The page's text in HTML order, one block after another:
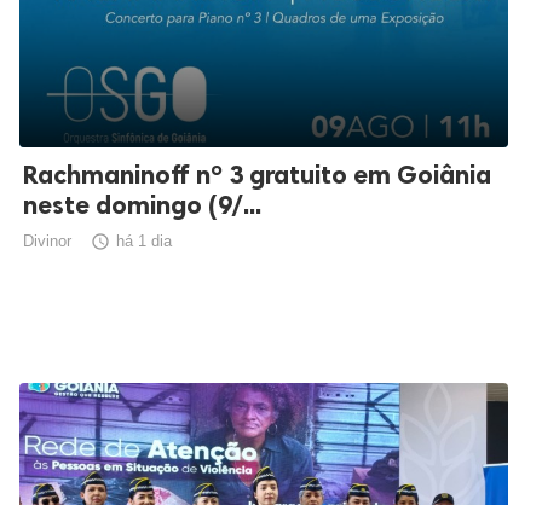
Rachmaninoff nº 3 gratuito em Goiânia
neste domingo (9/...
Divinor  há 1 dia